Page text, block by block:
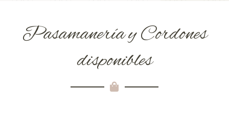
Pasamanería y Cordones
disponibles